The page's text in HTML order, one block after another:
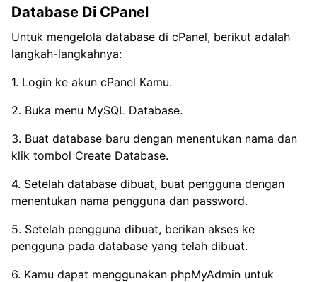
Database Di CPanel
Untuk mengelola database di cPanel, berikut adalah
langkah-langkahnya:
1. Login ke akun cPanel Kamu.
2. Buka menu MySQL Database.
3. Buat database baru dengan menentukan nama dan
klik tombol Create Database.
4. Setelah database dibuat, buat pengguna dengan
menentukan nama pengguna dan password.
5. Setelah pengguna dibuat, berikan akses ke
pengguna pada database yang telah dibuat.
6. Kamu dapat menggunakan phpMyAdmin untuk